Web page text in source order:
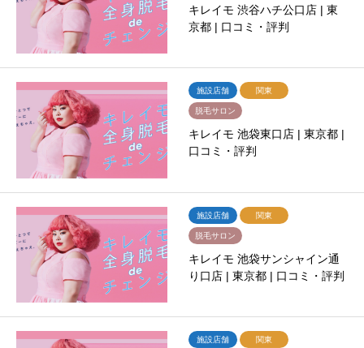
キレイモ 渋谷ハチ公口店 | 東
京都 | 口コミ・評判
施設店舗 関東
脱毛サロン
キレイモ 池袋東口店 | 東京都 |
口コミ・評判
施設店舗 関東
脱毛サロン
キレイモ 池袋サンシャイン通
り口店 | 東京都 | 口コミ・評判
施設店舗 関東